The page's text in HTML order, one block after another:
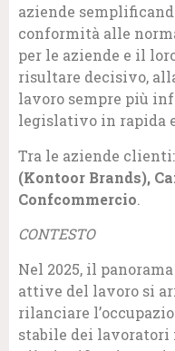
aziende
conformità alle
per le aziende e il
risultare decisivo,
lavoro sempre più
legislativo in rapida
Tra le aziende clienti:
(Kontoor Brands),
Confcommercio.
CONTESTO
Nel 2025, il
attive del lavoro si
rilanciare
stabile dei lavoratori